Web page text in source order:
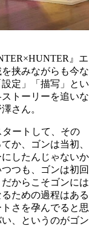
』エ
挟みながらも今な
定」「描写」とい
トーリーを追いな
さん。
タートして、その
か、ゴンは当初、
したんじゃないか
つも、ゴンは初回
からこそゴンには
ための過程はある
さを孕んでると思
、というのがゴン